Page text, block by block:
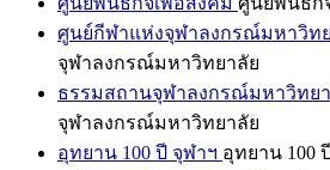
ศูนย์กีฬาแห่งจุฬาลงกรณ์มหาวิท
จุฬาลงกรณ์มหาวิทยาลัย
ธรรมสถานจุฬาลงกรณ์มหาวิทย
จุฬาลงกรณ์มหาวิทยาลัย
อุทยาน 100 ปี จุฬาฯ อุทยาน 100